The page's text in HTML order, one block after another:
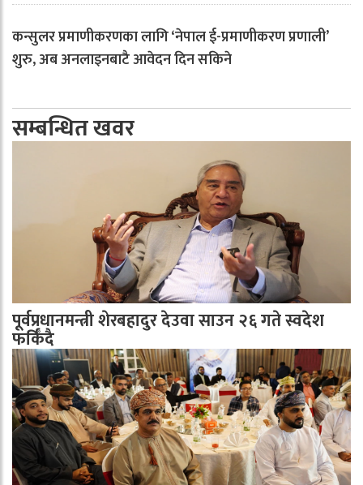
कन्सुलर प्रमाणीकरणका लागि ‘नेपाल ई-प्रमाणीकरण प्रणाली’
शुरु, अब अनलाइनबाटै आवेदन दिन सकिने
सम्बन्धित खवर
पूर्वप्रधानमन्त्री शेरबहादुर देउवा साउन २६ गते स्वदेश
फर्किँदै